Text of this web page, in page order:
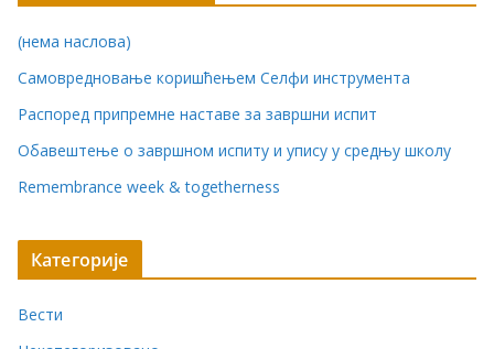
(нема наслова)
Самовредновање коришћењем Селфи инструмента
Распоред припремне наставе за завршни испит
Обавештење о завршном испиту и упису у средњу школу
Remembrance week & togetherness
Категорије
Вести